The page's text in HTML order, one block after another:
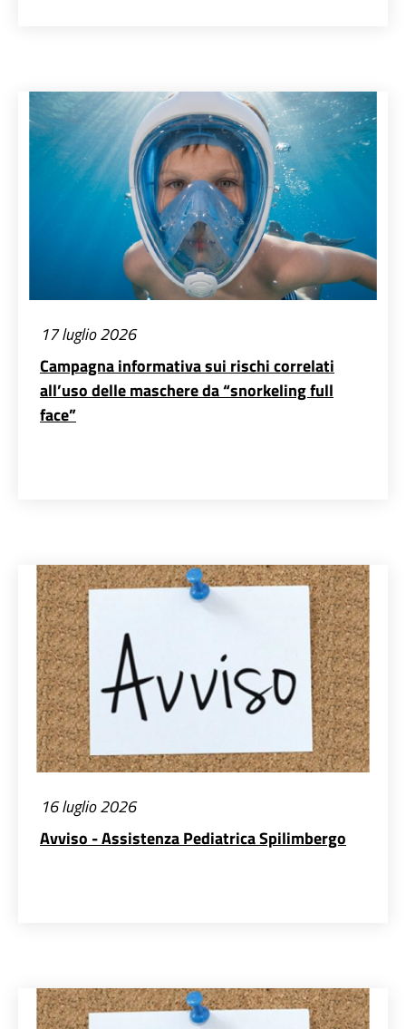
17 luglio 2026
Campagna informativa sui rischi correlati
all’uso delle maschere da “snorkeling full
face”
16 luglio 2026
Avviso - Assistenza Pediatrica Spilimbergo